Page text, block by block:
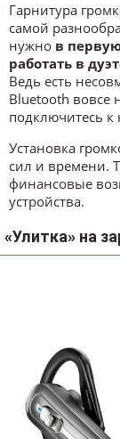
Гарнитура
самой
нужно в
работать в
Ведь есть
Bluetooth вовсе
подключитесь к
Установка
сил и времени.
финансовые
устройства.
«Улитка» на